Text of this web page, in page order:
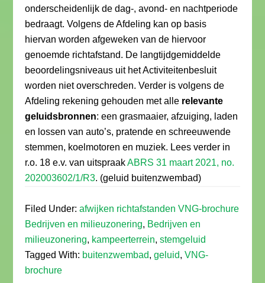
onderscheidenlijk de dag-, avond- en nachtperiode
bedraagt. Volgens de Afdeling kan op basis
hiervan worden afgeweken van de hiervoor
genoemde richtafstand. De langtijdgemiddelde
beoordelingsniveaus uit het Activiteitenbesluit
worden niet overschreden. Verder is volgens de
Afdeling rekening gehouden met alle relevante
geluidsbronnen: een grasmaaier, afzuiging, laden
en lossen van auto’s, pratende en schreeuwende
stemmen, koelmotoren en muziek. Lees verder in
r.o. 18 e.v. van uitspraakABRS 31 maart 2021, no.
202003602/1/R3. (geluid buitenzwembad)
Filed Under:afwijken richtafstanden VNG-brochure
Bedrijven en milieuzonering, Bedrijven en
milieuzonering, kampeerterrein,stemgeluid
Tagged With: buitenzwembad,geluid,VNG-
brochure